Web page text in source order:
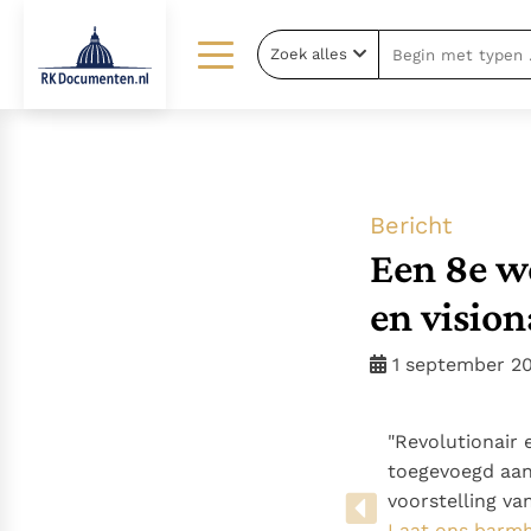
Lezen
Nieuwsbrief
Gebruiksvoorwaarden
Zoek alles
Bericht
Een 8e
en
1 september
"Revolutionair
toegevoegd
voorstelling